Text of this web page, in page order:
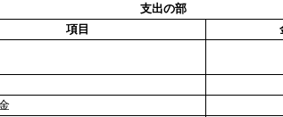
支出の部
項目